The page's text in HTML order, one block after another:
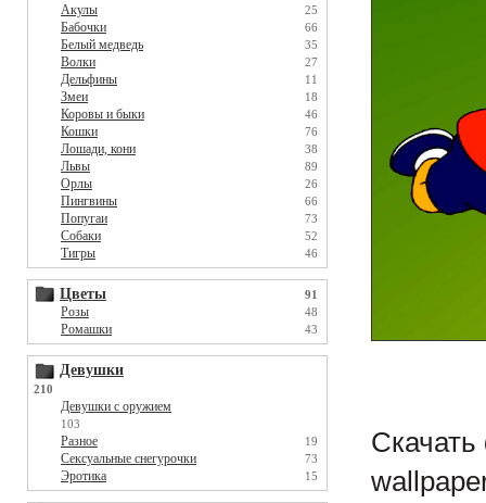
Акулы 25
Бабочки 66
Белый медведь 35
Волки 27
Дельфины 11
Змеи 18
Коровы и быки 46
Кошки 76
Лошади, кони 38
Львы 89
Орлы 26
Пингвины 66
Попугаи 73
Собаки 52
Тигры 46
Цветы 91
Розы 48
Ромашки 43
Девушки
210
Девушки с оружием
103
Разное 19
Сексуальные снегурочки 73
Эротика 15
Скачать